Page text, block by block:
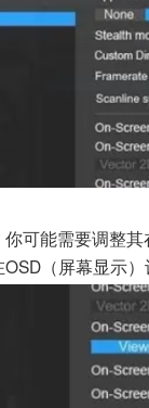
你可能需要调整
（屏幕显示）